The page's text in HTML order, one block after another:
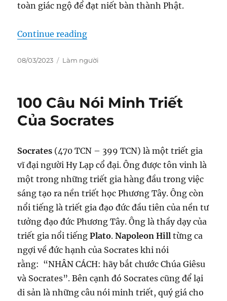
toàn giác ngộ để đạt niết bàn thành Phật.
Continue reading“100 Câu Nói Tinh Hoa Của Đức
Posted
08/03/2023 Categories
Làm người
100 Câu Nói Minh Triết
Của Socrates
Socrates (470 TCN – 399 TCN) là một triết gia
vĩ đại người Hy Lạp cổ đại. Ông được tôn vinh là
một trong những triết gia hàng đầu trong việc
sáng tạo ra nền triết học Phương Tây. Ông còn
nổi tiếng là triết gia đạo đức đầu tiên của nền tư
tưởng đạo đức Phương Tây. Ông là thầy dạy của
triết gia nổi tiếngPlato.Napoleon Hill từng ca
ngợi về đức hạnh của Socrates khi nói
rằng: “NHÂN CÁCH: hãy bắt chước Chúa Giêsu
và Socrates”. Bên cạnh đó Socrates cũng để lại
di sản là những câu nói minh triết, quý giá cho